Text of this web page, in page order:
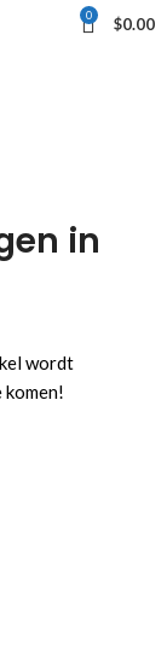
0 $0.00
in
wordt
komen!